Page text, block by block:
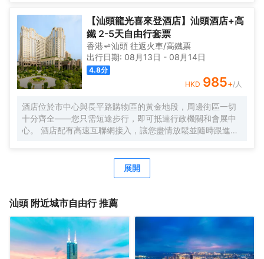
咖啡，適合忙碌後的小酌放鬆；二樓設有中餐廳，提供自助
早餐和精緻的潮菜，適合商務宴請和家庭聚會。客房內配備
智能感應控制系統、絲漣床墊、空氣淨化器、Minibar保鮮冰
箱、阿佩利斯洗護套裝等。從設計到服務的各個方面，都充
分考慮到了商務客人的需求，為其提供高效、舒適且便捷的
住宿體驗！
【汕頭龍光喜來登酒店】汕頭酒店+高
鐵 2-5天自由行套票
香港 汕頭 往返火車/高鐵票
出行日期: 08月13日 - 08月14日
4.8分
HKD 985+/人
酒店位於市中心與長平路購物區的黃金地段，周邊街區一切
十分齊全——您只需短途步行，即可抵達行政機關和會展中
心。 酒店配有高速互聯網接入，讓您盡情放鬆並隨時跟進重
展開
汕頭 附近城市自由行 推薦